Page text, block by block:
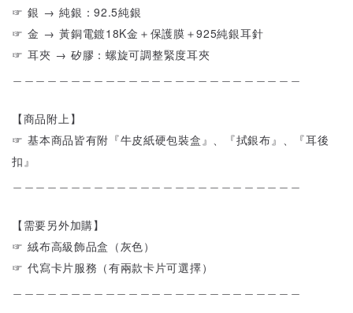
☞ 銀 → 純銀：92.5純銀
☞ 金 → 黃銅電鍍18K金＋保護膜＋925純銀耳針
☞ 耳夾 → 矽膠：螺旋可調整緊度耳夾
【商品附上】
☞ 基本商品皆有附『牛皮紙硬包裝盒』、『拭銀布』、『耳後
扣』
【需要另外加購】
☞ 絨布高級飾品盒（灰色）
☞ 代寫卡片服務（有兩款卡片可選擇）